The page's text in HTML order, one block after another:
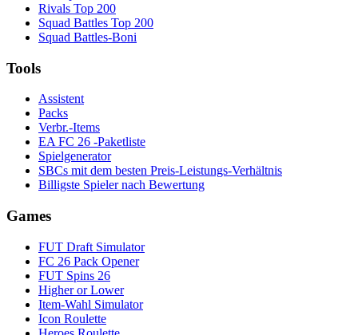
Rivals Top 200
Squad Battles Top 200
Squad Battles-Boni
Tools
Assistent
Packs
Verbr.-Items
EA FC 26 -Paketliste
Spielgenerator
SBCs mit dem besten Preis-Leistungs-Verhältnis
Billigste Spieler nach Bewertung
Games
FUT Draft Simulator
FC 26 Pack Opener
FUT Spins 26
Higher or Lower
Item-Wahl Simulator
Icon Roulette